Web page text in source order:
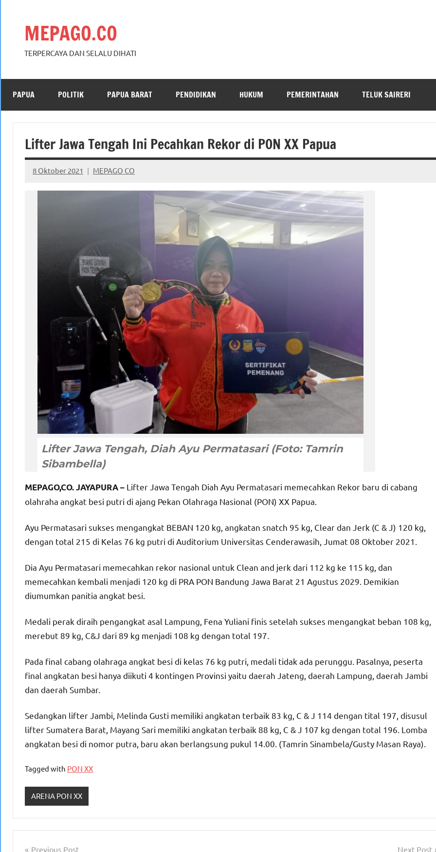
MEPAGO.CO
TERPERCAYA DAN SELALU DIHATI
PAPUA POLITIK PAPUA BARAT PENDIDIKAN HUKUM PEMERINTAHAN TELUK SAIRERI
Lifter Jawa Tengah Ini Pecahkan Rekor di PON XX Papua
8 Oktober 2021 MEPAGO CO
No
comments
MEPAGO,CO. JAYAPURA – Lifter Jawa Tengah Diah Ayu Permatasari memecahkan Rekor baru di cabang
olahraha angkat besi putri di ajang Pekan Olahraga Nasional (PON) XX Papua.
Ayu Permatasari sukses mengangkat BEBAN 120 kg, angkatan snatch 95 kg, Clear dan Jerk (C & J) 120 kg,
dengan total 215 di Kelas 76 kg putri di Auditorium Universitas Cenderawasih, Jumat 08 Oktober 2021.
Dia Ayu Permatasari memecahkan rekor nasional untuk Clean and jerk dari 112 kg ke 115 kg, dan
memecahkan kembali menjadi 120 kg di PRA PON Bandung Jawa Barat 21 Agustus 2029. Demikian
diumumkan panitia angkat besi.
Medali perak diraih pengangkat asal Lampung, Fena Yuliani finis setelah sukses mengangkat beban 108 kg,
merebut 89 kg, C&J dari 89 kg menjadi 108 kg dengan total 197.
Pada final cabang olahraga angkat besi di kelas 76 kg putri, medali tidak ada perunggu. Pasalnya, peserta
final angkatan besi hanya diikuti 4 kontingen Provinsi yaitu daerah Jateng, daerah Lampung, daerah Jambi
dan daerah Sumbar.
Sedangkan lifter Jambi, Melinda Gusti memiliki angkatan terbaik 83 kg, C & J 114 dengan tital 197, disusul
lifter Sumatera Barat, Mayang Sari memiliki angkatan terbaik 88 kg, C & J 107 kg dengan total 196. Lomba
angkatan besi di nomor putra, baru akan berlangsung pukul 14.00. (Tamrin Sinambela/Gusty Masan Raya).
Tagged with PON XX
ARENA PON XX
Previous Post Next Post